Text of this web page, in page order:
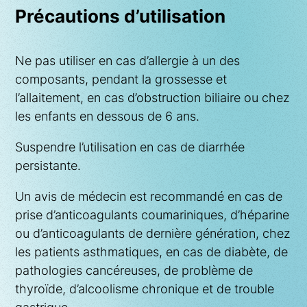
microcristaline 19.75 mg (E460) – Piper Nigrum
* Apport Journalier Recommandé
gras, formation des phanères, production
antioxydant, ainsi qu’à son maintien en quantité
adéquate au sein des cellules. Le NAC est
également un mucolytique et un
hépatoprotecteur. En outre, il possède une
activité anti-apoptotique.
L’acide alpha-lipoïque, (AAL)
antioxydant. En raison de sa puissante capacité
à neutraliser un large éventail de radicaux libres
tant hydrosolubles que liposolubles, on l’appelle
“antioxydant universel”. Il recycle et régéneère
plusieurs autres antioxydants importants,
comme la vitamine C et le glutathion. L’acide
Précautions d’utilisation
Ne pas utiliser en cas d’allergie à un des
composants, pendant la grossesse et
l’allaitement, en cas d’obstruction biliaire ou chez
les enfants en dessous de 6 ans.
Suspendre l’utilisation en cas de diarrhée
persistante.
Un avis de médecin est recommandé en cas de
prise d’anticoagulants coumariniques, d’héparine
ou d’anticoagulants de dernière génération, chez
les patients asthmatiques, en cas de diabète, de
pathologies cancéreuses, de problème de
thyroïde, d’alcoolisme chronique et de trouble